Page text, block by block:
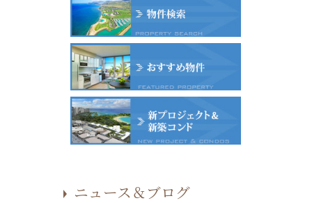
ニュース＆ブログ